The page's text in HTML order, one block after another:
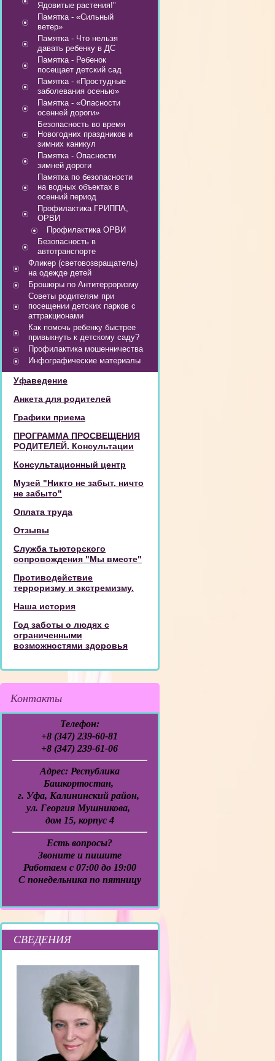
Ядовитые растения!"
Памятка - «Сильный
ветер»
Памятка - Что нельзя
давать ребенку в ДС
Памятка - Ребенок
посещает детский сад
Памятка - «Простудные
заболевания осенью»
Памятка - «Опасности
осенней дороги»
Безопасность во время
Новогодних праздников и
зимних каникул
Памятка - Опасности
зимней дороги
Памятка по безопасности
на водных объектах в
осенний период
Профилактика ГРИППА,
ОРВИ
Профилактика ОРВИ
Безопасность в
автотранспорте
Фликер (световозвращатель)
на одежде детей
Брошюры по Антитерроризму
Советы родителям при
посещении детских парков с
аттракционами
Как помочь ребенку быстрее
привыкнуть к детскому саду?
Профилактика мошенничества
Инфографические материалы
Уфаведение
Анкета для родителей
Графики приема
ПРОГРАММА ПРОСВЕЩЕНИЯ
РОДИТЕЛЕЙ. Консультации
Консультационный центр
Музей "Никто не забыт, ничто
не забыто"
Оплата труда
Отзывы
Служба тьюторского
сопровождения "Мы вместе"
Противодействие
терроризму и экстремизму.
Наша история
Год заботы о людях с
ограниченными
возможностями здоровья
Контакты
Телефон:
+8 (347) 239-60-81
+8 (347) 239-61-06
Адрес: Республика
Башкортостан,
г. Уфа, Калининский район,
ул. Георгия Мушникова,
дом 15, корпус 4
Есть вопросы?
Звоните и пишите
Работаем с 07:00 до 19:00
C понедельника по пятницу
СВЕДЕНИЯ